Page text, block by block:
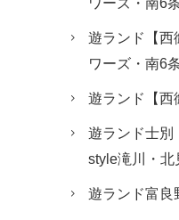
ワーズ・南6
遊ランド【西
ワーズ・南6条
遊ランド【西
遊ランド士別
style滝川・北
遊ランド富良